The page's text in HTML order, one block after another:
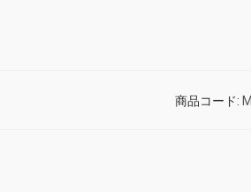
商品コード: